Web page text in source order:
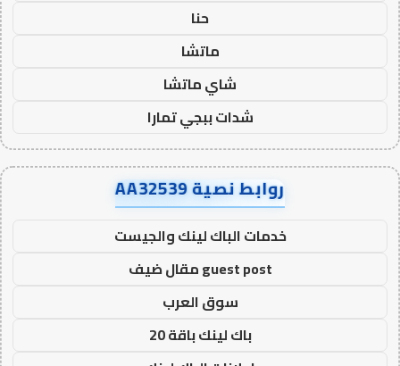
حنا
ماتشا
شاي ماتشا
شدات ببجي تمارا
روابط نصية AA32539
خدمات الباك لينك والجيست
guest post مقال ضيف
سوق العرب
باك لينك باقة 20